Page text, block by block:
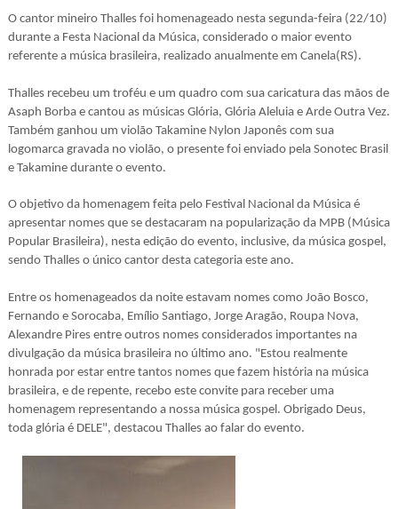
O cantor mineiro Thalles foi homenageado nesta segunda-feira (22/10)
durante a Festa Nacional da Música, considerado o maior evento
referente a música brasileira, realizado anualmente em Canela(RS).
Thalles recebeu um troféu e um quadro com sua caricatura das mãos de
Asaph Borba e cantou as músicas Glória, Glória Aleluia e Arde Outra Vez.
Também ganhou um violão Takamine Nylon Japonês com sua
logomarca gravada no violão, o presente foi enviado pela Sonotec Brasil
e Takamine durante o evento.
O objetivo da homenagem feita pelo Festival Nacional da Música é
apresentar nomes que se destacaram na popularização da MPB (Música
Popular Brasileira), nesta edição do evento, inclusive, da música gospel,
sendo Thalles o único cantor desta categoria este ano.
Entre os homenageados da noite estavam nomes como João Bosco,
Fernando e Sorocaba, Emílio Santiago, Jorge Aragão, Roupa Nova,
Alexandre Pires entre outros nomes considerados importantes na
divulgação da música brasileira no último ano. "Estou realmente
honrada por estar entre tantos nomes que fazem história na música
brasileira, e de repente, recebo este convite para receber uma
homenagem representando a nossa música gospel. Obrigado Deus,
toda glória é DELE", destacou Thalles ao falar do evento.